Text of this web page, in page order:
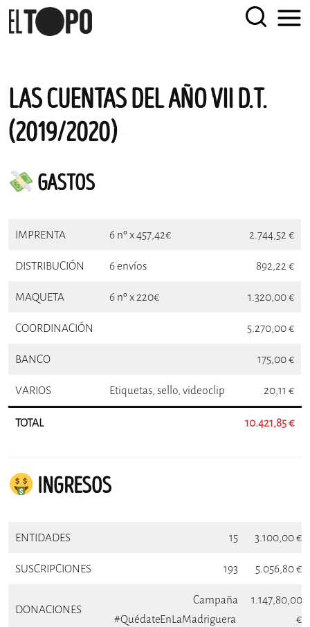
Skip
content
LAS CUENTAS DEL AÑO VII D.T.
(2019/2020)
GASTOS
IMPRENTA 6 nº x 457,42€ 2.744,52 €
DISTRIBUCIÓN 6 envíos 892,22 €
MAQUETA 6 nº x 220€ 1.320,00 €
COORDINACIÓN 5.270,00 €
BANCO 175,00 €
VARIOS Etiquetas, sello, videoclip 20,11 €
TOTAL 10.421,85 €
INGRESOS
ENTIDADES 15 3.100,00 €
SUSCRIPCIONES 193 5.056,80 €
DONACIONES
Campaña
#QuédateEnLaMadriguera
1.147,80,00
€